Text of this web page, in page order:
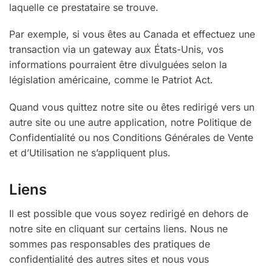
laquelle ce prestataire se trouve.
Par exemple, si vous êtes au Canada et effectuez une
transaction via un gateway aux États-Unis, vos
informations pourraient être divulguées selon la
législation américaine, comme le Patriot Act.
Quand vous quittez notre site ou êtes redirigé vers un
autre site ou une autre application, notre Politique de
Confidentialité ou nos Conditions Générales de Vente
et d’Utilisation ne s’appliquent plus.
Liens
Il est possible que vous soyez redirigé en dehors de
notre site en cliquant sur certains liens. Nous ne
sommes pas responsables des pratiques de
confidentialité des autres sites et nous vous